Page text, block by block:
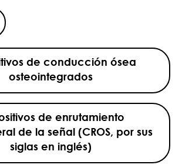
de conducción ósea
osteointegrados
de enrutamiento
de la señal (CROS, por sus
siglas en inglés)